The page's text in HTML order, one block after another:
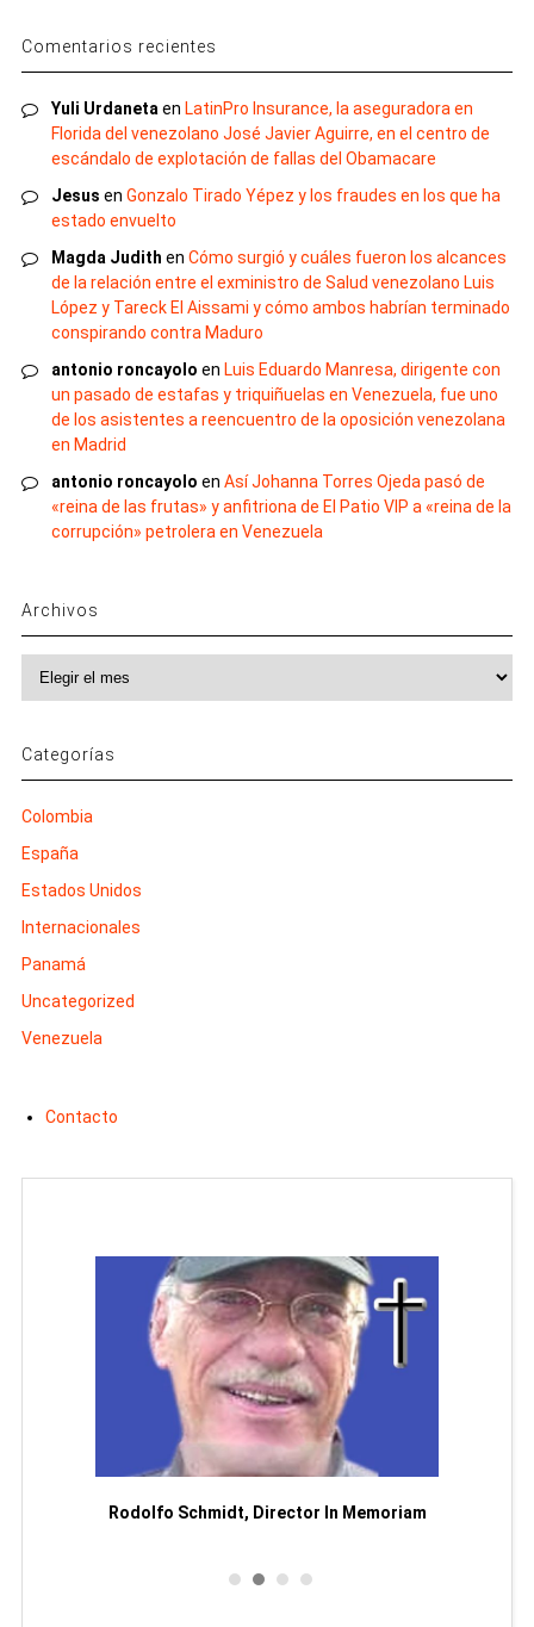
Comentarios recientes
Yuli Urdaneta en LatinPro Insurance, la aseguradora en
Florida del venezolano José Javier Aguirre, en el centro de
escándalo de explotación de fallas del Obamacare
Jesus en Gonzalo Tirado Yépez y los fraudes en los que ha
estado envuelto
Magda Judith en Cómo surgió y cuáles fueron los alcances
de la relación entre el exministro de Salud venezolano Luis
López y Tareck El Aissami y cómo ambos habrían terminado
conspirando contra Maduro
antonio roncayolo en Luis Eduardo Manresa, dirigente con
un pasado de estafas y triquiñuelas en Venezuela, fue uno
de los asistentes a reencuentro de la oposición venezolana
en Madrid
antonio roncayolo en Así Johanna Torres Ojeda pasó de
«reina de las frutas» y anfitriona de El Patio VIP a «reina de la
corrupción» petrolera en Venezuela
Archivos
Categorías
Colombia
España
Estados Unidos
Internacionales
Panamá
Uncategorized
Venezuela
Contacto
Rodolfo Schmidt, Director In Memoriam